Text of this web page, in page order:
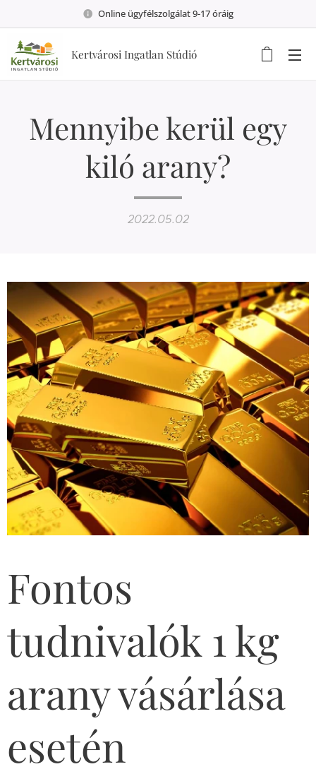
Online ügyfélszolgálat 9-17 óráig
Kertvárosi Ingatlan Stúdió
Mennyibe kerül egy
kiló arany?
2022.05.02
Fontos
tudnivalók 1 kg
arany vásárlása
esetén